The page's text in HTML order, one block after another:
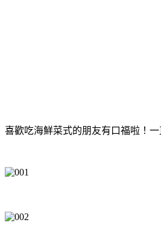
喜歡吃海鮮菜式的朋友有口福啦！